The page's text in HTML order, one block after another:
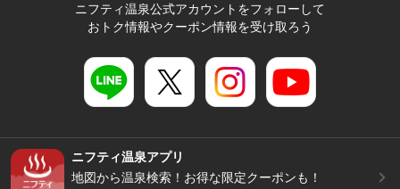
ニフティ温泉公式アカウントをフォローして
おトク情報やクーポン情報を受け取ろう
ニフティ温泉アプリ
地図から温泉検索！お得な限定クーポンも！